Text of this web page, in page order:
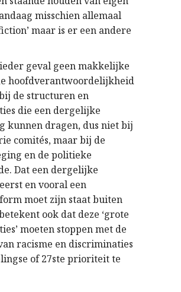
misschien allemaal
maar is er een andere
geval geen makkelijke
hoofdverantwoordelijkheid
de structuren en
die een dergelijke
kunnen dragen, dus niet bij
comités, maar bij de
en de politieke
Dat een dergelijke
en vooral een
moet zijn staat buiten
ook dat deze ‘grote
moeten stoppen met de
racisme en discriminaties
of 27ste prioriteit te